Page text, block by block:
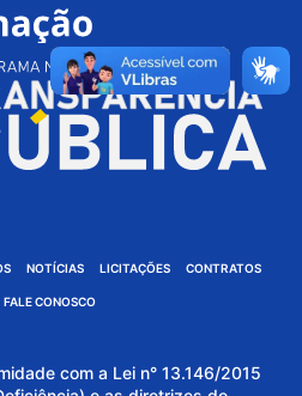
NOTÍCIAS LICITAÇÕES CONTRATOS
FALE CONOSCO
com a Lei n° 13.146/2015